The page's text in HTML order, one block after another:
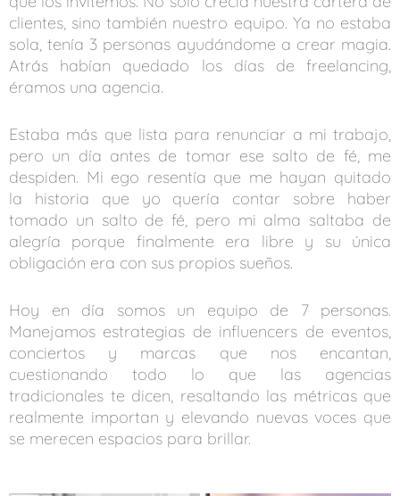
clientes, sino también nuestro equipo. Ya no estaba
sola, tenía 3 personas ayudándome a crear magia.
Atrás habían quedado los días de freelancing,
éramos una agencia.
Estaba más que lista para renunciar a mi trabajo,
pero un día antes de tomar ese salto de fé, me
despiden. Mi ego resentía que me hayan quitado
la historia que yo quería contar sobre haber
tomado un salto de fé, pero mi alma saltaba de
alegría porque finalmente era libre y su única
obligación era con sus propios sueños.
Hoy en día somos un equipo de 7 personas.
Manejamos estrategias de influencers de eventos,
conciertos y marcas que nos encantan,
cuestionando todo lo que las agencias
tradicionales te dicen, resaltando las métricas que
realmente importan y elevando nuevas voces que
se merecen espacios para brillar.